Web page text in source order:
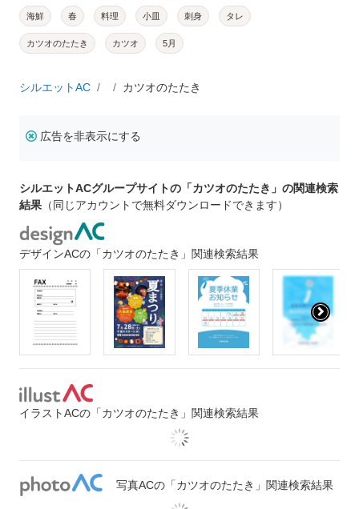
海鮮 春 料理 小皿 刺身 タレ
カツオのたたき カツオ 5月
シルエットAC カツオのたたき
広告を非表示にする
シルエットACグループサイトの「カツオのたたき」の関連検索
結果 （同じアカウントで無料ダウンロードできます）
デザインACの「カツオのたたき」関連検索結果
イラストACの「カツオのたたき」関連検索結果
写真ACの「カツオのたたき」関連検索結果